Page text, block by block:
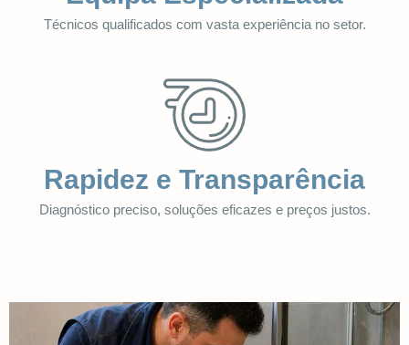
Técnicos qualificados com vasta experiência no setor.
Rapidez e Transparência
Diagnóstico preciso, soluções eficazes e preços justos.